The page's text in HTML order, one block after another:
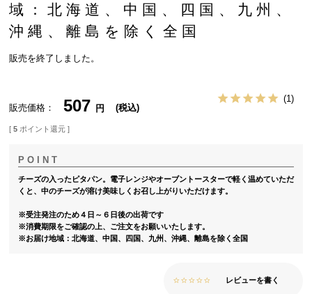
域：北海道、中国、四国、九州、
沖縄、離島を除く全国
販売を終了しました。
販売価格 507 税込
1
[ 5 ポイント還元 ]
チーズの入ったピタパン。電子レンジやオーブントースターで軽く温めていただ
くと、中のチーズが溶け美味しくお召し上がりいただけます。
※受注発注のため４日～６日後の出荷です
※消費期限をご確認の上、ご注文をお願いいたします。
※お届け地域：北海道、中国、四国、九州、沖縄、離島を除く全国
レビューを書く